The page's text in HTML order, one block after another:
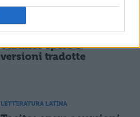
LETTERATURA LATINA
Tibullo: opere e
versioni tradotte
LETTERATURA LATINA